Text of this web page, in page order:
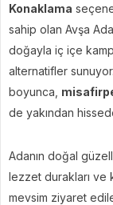
Konaklama
sahip olan Avşa
doğayla iç içe
alternatifler
boyunca,
de yakından
Adanın doğal
lezzet durakları ve
mevsim ziyaret